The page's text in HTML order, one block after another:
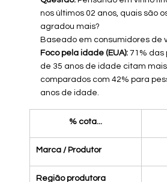
nos últimos 02 anos, quais são
agradou mais?
Baseado em consumidores de
Foco pela idade (EUA): 71% das
de 35 anos de idade citam
comparados com 42% para
anos de idade.
% cota...
Marca / Produtor
Região produtora